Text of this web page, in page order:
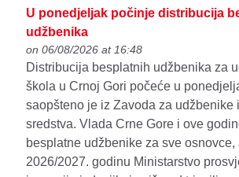
U ponedjeljak počinje distribucija
udžbenika
on 06/08/2026 at 16:48
Distribucija besplatnih udžbenika za
škola u Crnoj Gori počeće u
saopšteno je iz Zavoda za udžbenike
sredstva. Vlada Crne Gore i ove
besplatne udžbenike za sve osnovce,
2026/2027. godinu Ministarstvo